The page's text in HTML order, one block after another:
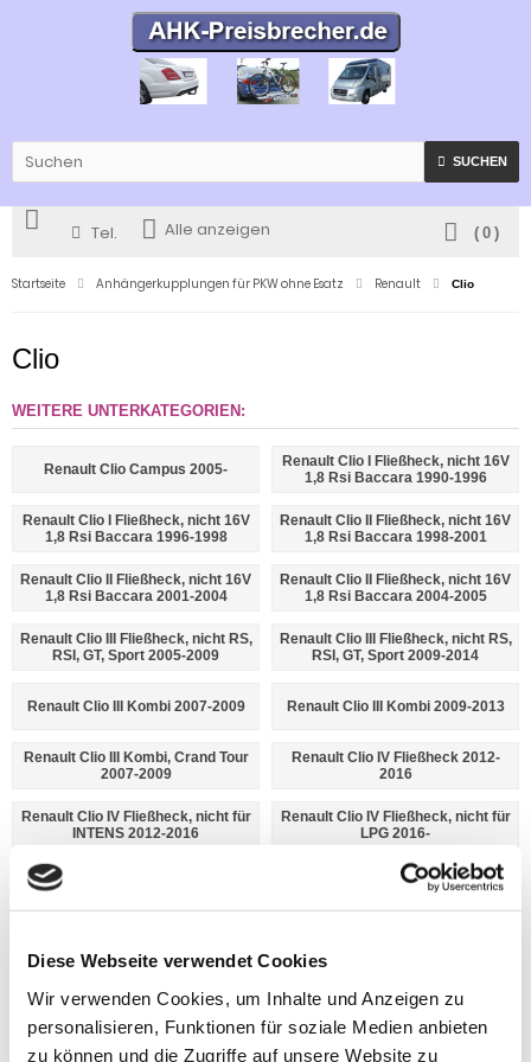
Diese Webseite verwendet Cookies
Wir verwenden Cookies, um Inhalte und Anzeigen zu
personalisieren, Funktionen für soziale Medien anbieten
zu können und die Zugriffe auf unsere Website zu
SUCHEN
Tel. Alle anzeigen ( 0 )
Startseite Anhängerkupplungen für PKW ohne Esatz Renault Clio
Clio
WEITERE UNTERKATEGORIEN:
Renault Clio Campus 2005-
Renault Clio I Fließheck, nicht 16V
1,8 Rsi Baccara 1990-1996
Renault Clio I Fließheck, nicht 16V
1,8 Rsi Baccara 1996-1998
Renault Clio II Fließheck, nicht 16V
1,8 Rsi Baccara 1998-2001
Renault Clio II Fließheck, nicht 16V
1,8 Rsi Baccara 2001-2004
Renault Clio II Fließheck, nicht 16V
1,8 Rsi Baccara 2004-2005
Renault Clio III Fließheck, nicht RS,
RSI, GT, Sport 2005-2009
Renault Clio III Fließheck, nicht RS,
RSI, GT, Sport 2009-2014
Renault Clio III Kombi 2007-2009 Renault Clio III Kombi 2009-2013
Renault Clio III Kombi, Crand Tour
2007-2009
Renault Clio IV Fließheck 2012-
2016
Renault Clio IV Fließheck, nicht für
INTENS 2012-2016
Renault Clio IV Fließheck, nicht für
LPG 2016-
Renault Clio IV Fließheck, nicht für
LPG, nicht für INTENS 2016-
Renault Clio IV Kombi 2013-2016
Renault Clio IV Van 2016-
Renault Clio IV Van, nicht für
INTENS 2012-2016
Renault Clio IV Van, nicht für